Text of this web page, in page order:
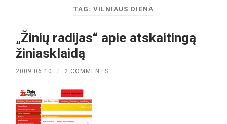
TAG:VILNIAUS DIENA
„Žinių radijas“ apie atskaitingą
žiniasklaidą
2009.06.10 / 2 COMMENTS